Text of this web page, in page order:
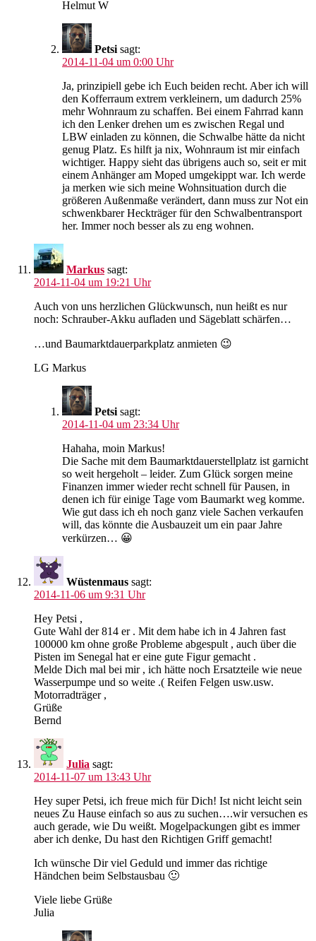
Helmut W
Petsi sagt:
2014-11-04 um 0:00 Uhr
Ja, prinzipiell gebe ich Euch beiden recht. Aber ich will
den Kofferraum extrem verkleinern, um dadurch 25%
mehr Wohnraum zu schaffen. Bei einem Fahrrad kann
ich den Lenker drehen um es zwischen Regal und
LBW einladen zu können, die Schwalbe hätte da nicht
genug Platz. Es hilft ja nix, Wohnraum ist mir einfach
wichtiger. Happy sieht das übrigens auch so, seit er mit
einem Anhänger am Moped umgekippt war. Ich werde
ja merken wie sich meine Wohnsituation durch die
größeren Außenmaße verändert, dann muss zur Not ein
schwenkbarer Heckträger für den Schwalbentransport
her. Immer noch besser als zu eng wohnen.
Markus sagt:
2014-11-04 um 19:21 Uhr
Auch von uns herzlichen Glückwunsch, nun heißt es nur
noch: Schrauber-Akku aufladen und Sägeblatt schärfen…
…und Baumarktdauerparkplatz anmieten 😉
LG Markus
Petsi sagt:
2014-11-04 um 23:34 Uhr
Hahaha, moin Markus!
Die Sache mit dem Baumarktdauerstellplatz ist garnicht
so weit hergeholt – leider. Zum Glück sorgen meine
Finanzen immer wieder recht schnell für Pausen, in
denen ich für einige Tage vom Baumarkt weg komme.
Wie gut dass ich eh noch ganz viele Sachen verkaufen
will, das könnte die Ausbauzeit um ein paar Jahre
verkürzen… 😀
Wüstenmaus sagt:
2014-11-06 um 9:31 Uhr
Hey Petsi ,
Gute Wahl der 814 er . Mit dem habe ich in 4 Jahren fast
100000 km ohne große Probleme abgespult , auch über die
Pisten im Senegal hat er eine gute Figur gemacht .
Melde Dich mal bei mir , ich hätte noch Ersatzteile wie neue
Wasserpumpe und so weite .( Reifen Felgen usw.usw.
Motorradträger ,
Grüße
Bernd
Julia sagt:
2014-11-07 um 13:43 Uhr
Hey super Petsi, ich freue mich für Dich! Ist nicht leicht sein
neues Zu Hause einfach so aus zu suchen….wir versuchen es
auch gerade, wie Du weißt. Mogelpackungen gibt es immer
aber ich denke, Du hast den Richtigen Griff gemacht!
Ich wünsche Dir viel Geduld und immer das richtige
Händchen beim Selbstausbau 🙂
Viele liebe Grüße
Julia